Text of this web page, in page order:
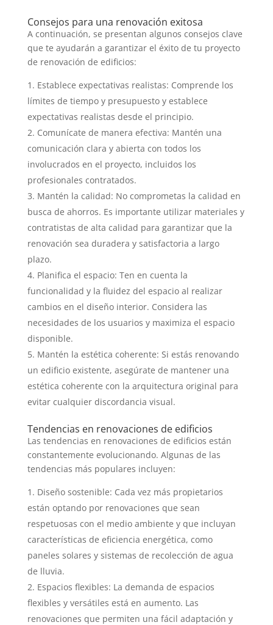
Consejos para una renovación exitosa
A continuación, se presentan algunos consejos clave
que te ayudarán a garantizar el éxito de tu proyecto
de renovación de edificios:
Establece expectativas realistas: Comprende los
límites de tiempo y presupuesto y establece
expectativas realistas desde el principio.
Comunícate de manera efectiva: Mantén una
comunicación clara y abierta con todos los
involucrados en el proyecto, incluidos los
profesionales contratados.
Mantén la calidad: No comprometas la calidad en
busca de ahorros. Es importante utilizar materiales y
contratistas de alta calidad para garantizar que la
renovación sea duradera y satisfactoria a largo
plazo.
Planifica el espacio: Ten en cuenta la
funcionalidad y la fluidez del espacio al realizar
cambios en el diseño interior. Considera las
necesidades de los usuarios y maximiza el espacio
disponible.
Mantén la estética coherente: Si estás renovando
un edificio existente, asegúrate de mantener una
estética coherente con la arquitectura original para
evitar cualquier discordancia visual.
Tendencias en renovaciones de edificios
Las tendencias en renovaciones de edificios están
constantemente evolucionando. Algunas de las
tendencias más populares incluyen:
Diseño sostenible: Cada vez más propietarios
están optando por renovaciones que sean
respetuosas con el medio ambiente y que incluyan
características de eficiencia energética, como
paneles solares y sistemas de recolección de agua
de lluvia.
Espacios flexibles: La demanda de espacios
flexibles y versátiles está en aumento. Las
renovaciones que permiten una fácil adaptación y